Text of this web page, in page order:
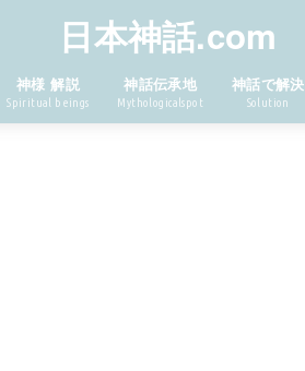
日本神話.com
神様 解説
Spiritual beings
神話伝承地
Mythologicalspot
神話で解決
Solution